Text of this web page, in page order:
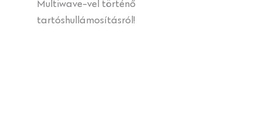
Multiwave-vel történő
tartóshullámosításról!